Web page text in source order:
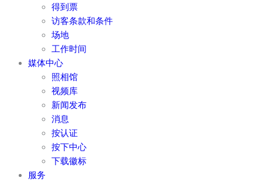
得到票
访客条款和条件
场地
工作时间
媒体中心
照相馆
视频库
新闻发布
消息
按认证
按下中心
下载徽标
服务